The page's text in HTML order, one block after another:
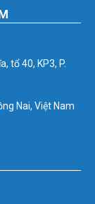
tổ 40, KP3, P.
Nai, Việt Nam